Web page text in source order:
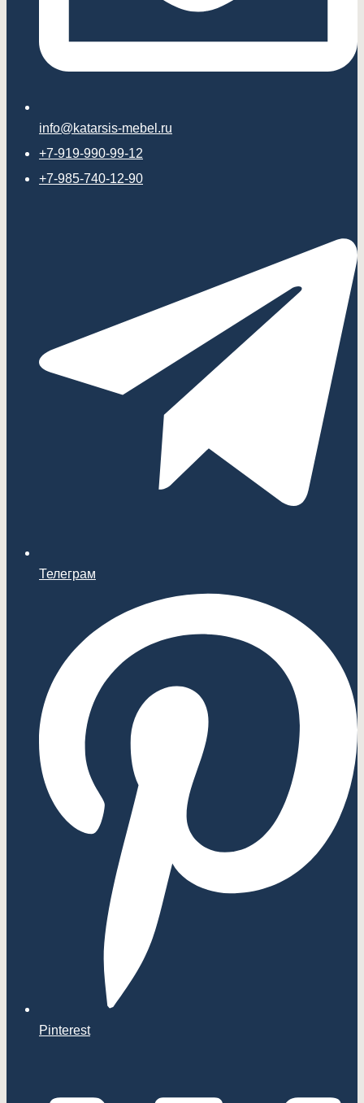
info@katarsis-mebel.ru
+7-919-990-99-12
+7-985-740-12-90
Телеграм
Pinterest